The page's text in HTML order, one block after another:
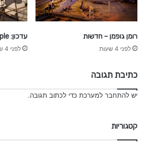
רומן גופמן – חדשות
לפני 4 שעות
עדכון: apple
לפני 4 שעות
כתיבת תגובה
יש להתחבר למערכת כדי לכתוב תגובה.
קטגוריות